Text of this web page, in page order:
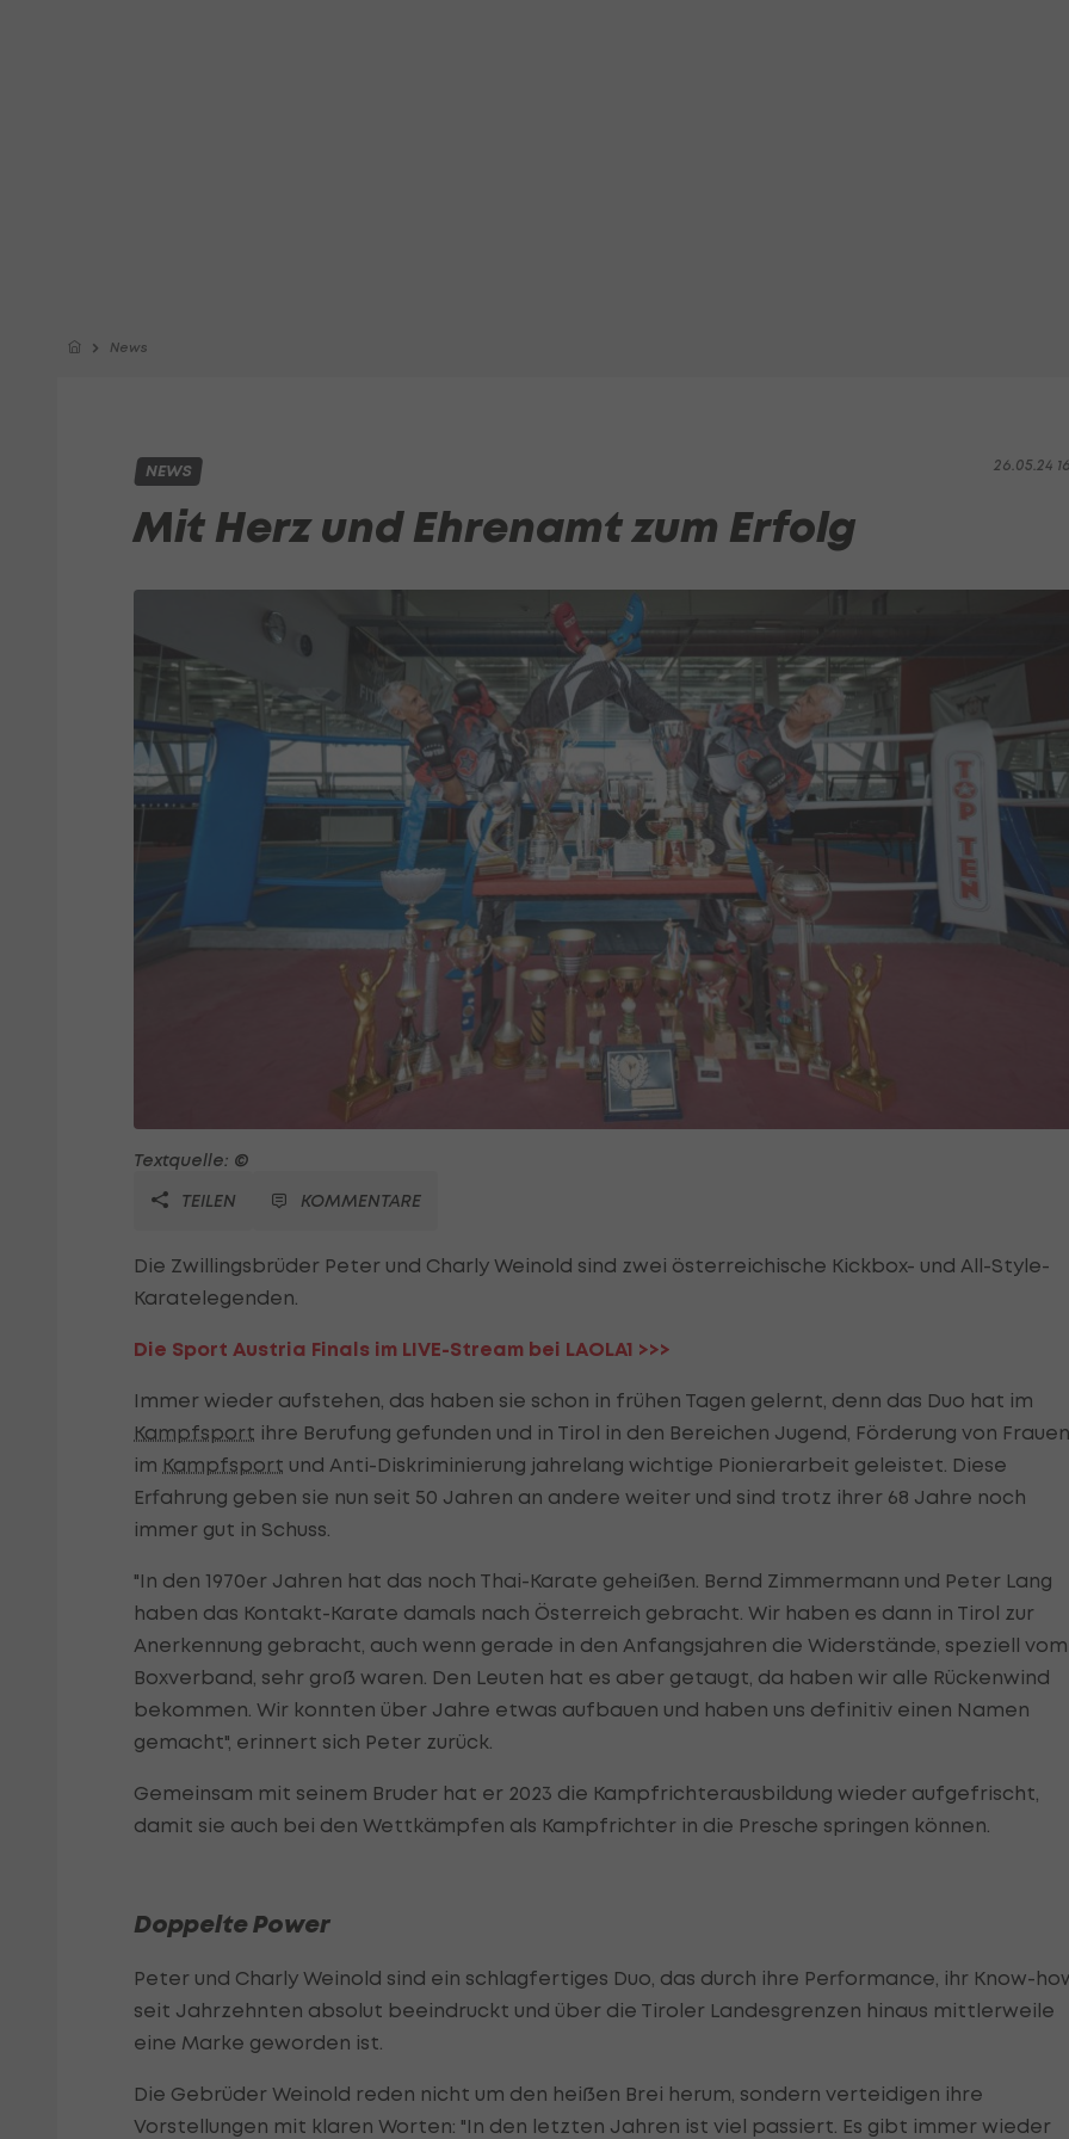
News
26.05.24
NEWS
Mit Herz und Ehrenamt zum Erfolg
Textquelle: ©
TEILEN
KOMMENTARE
Die Zwillingsbrüder Peter und Charly Weinold sind zwei österreichische Kickbox- und All-Style-
Karatelegenden.
Die Sport Austria Finals im LIVE-Stream bei LAOLA1 >>>
Immer wieder aufstehen, das haben sie schon in frühen Tagen gelernt, denn das Duo hat im
Kampfsport ihre Berufung gefunden und in Tirol in den Bereichen Jugend, Förderung von Frauen
im Kampfsport und Anti-Diskriminierung jahrelang wichtige Pionierarbeit geleistet. Diese
Erfahrung geben sie nun seit 50 Jahren an andere weiter und sind trotz ihrer 68 Jahre noch
immer gut in Schuss.
"In den 1970er Jahren hat das noch Thai-Karate geheißen. Bernd Zimmermann und Peter Lang
haben das Kontakt-Karate damals nach Österreich gebracht. Wir haben es dann in Tirol zur
Anerkennung gebracht, auch wenn gerade in den Anfangsjahren die Widerstände, speziell vom
Boxverband, sehr groß waren. Den Leuten hat es aber getaugt, da haben wir alle Rückenwind
bekommen. Wir konnten über Jahre etwas aufbauen und haben uns definitiv einen Namen
gemacht", erinnert sich Peter zurück.
Gemeinsam mit seinem Bruder hat er 2023 die Kampfrichterausbildung wieder aufgefrischt,
damit sie auch bei den Wettkämpfen als Kampfrichter in die Presche springen können.
Doppelte Power
Peter und Charly Weinold sind ein schlagfertiges Duo, das durch ihre Performance, ihr Know-
seit Jahrzehnten absolut beeindruckt und über die Tiroler Landesgrenzen hinaus mittlerweile
eine Marke geworden ist.
Die Gebrüder Weinold reden nicht um den heißen Brei herum, sondern verteidigen ihre
Vorstellungen mit klaren Worten: "In den letzten Jahren ist viel passiert. Es gibt immer wieder